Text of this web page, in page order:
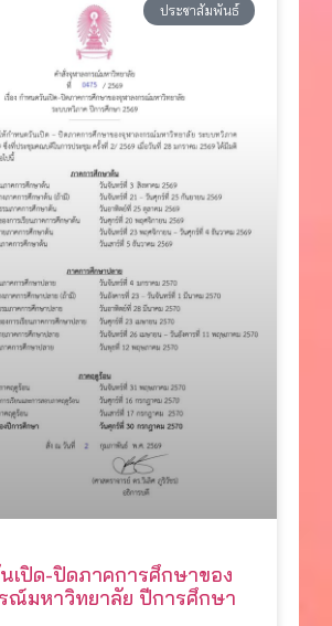
ประชาสัมพันธ์
เปิด-ปิดภาคการศึกษาของ
ณ์มหาวิทยาลัย ปีการศึกษา